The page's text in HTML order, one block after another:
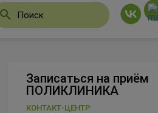
Записаться на приём
ПОЛИКЛИНИКА
КОНТАКТ-ЦЕНТР